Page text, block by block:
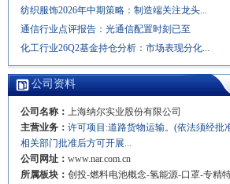
纺织服饰2026年中期策略：制造端关注龙头...
通信行业点评报告：光通信配置时刻已至
化工行业26Q2基金持仓分析：市场表现分化...
公司资料
公司名称： 上海纳尔实业股份有限公司
主营业务： 许可项目:道路货物运输。(依法须经批
相关部门批准后方可开展...
公司网址： www.nar.com.cn
所属板块： 创投-燃料电池概念-氢能源-口罩-专精